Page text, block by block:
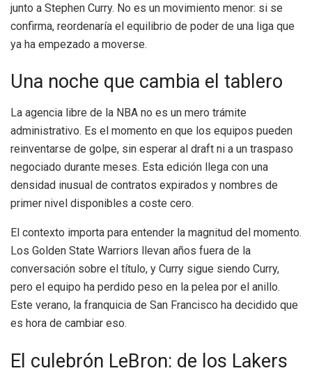
junto a Stephen Curry. No es un movimiento menor: si se
confirma, reordenaría el equilibrio de poder de una liga que
ya ha empezado a moverse.
Una noche que cambia el tablero
La agencia libre de la NBA no es un mero trámite
administrativo. Es el momento en que los equipos pueden
reinventarse de golpe, sin esperar al draft ni a un traspaso
negociado durante meses. Esta edición llega con una
densidad inusual de contratos expirados y nombres de
primer nivel disponibles a coste cero.
El contexto importa para entender la magnitud del momento.
Los Golden State Warriors llevan años fuera de la
conversación sobre el título, y Curry sigue siendo Curry,
pero el equipo ha perdido peso en la pelea por el anillo.
Este verano, la franquicia de San Francisco ha decidido que
es hora de cambiar eso.
El culebrón LeBron: de los Lakers